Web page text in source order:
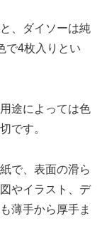
、ダイソーは純
で4枚入りとい
途によっては色
です。
で、表面の滑ら
やイラスト、デ
薄手から厚手ま